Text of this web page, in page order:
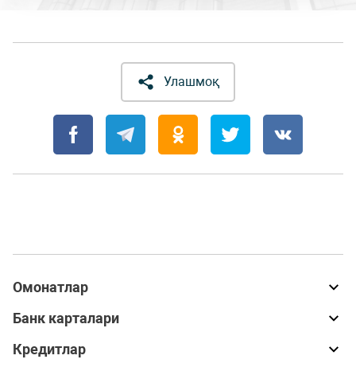
Улашмоқ
Омонатлар
Банк карталари
Кредитлар